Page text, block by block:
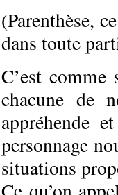
(Parenthèse,
dans toute
C’est
chacune de
appréhende
personnage
situations